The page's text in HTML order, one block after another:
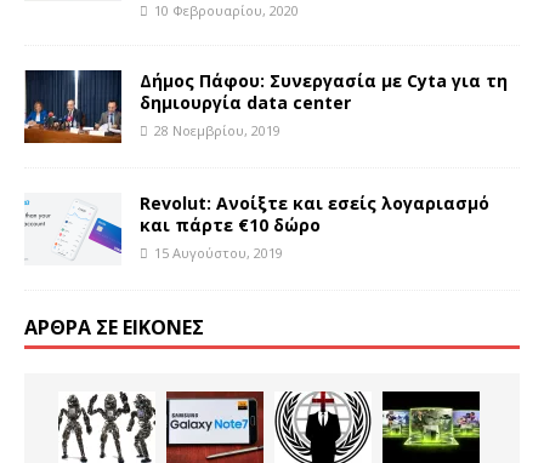
10 Φεβρουαρίου, 2020
Δήμος Πάφου: Συνεργασία με Cyta για τη
δημιουργία data center
28 Νοεμβρίου, 2019
Revolut: Ανοίξτε και εσείς λογαριασμό
και πάρτε €10 δώρο
15 Αυγούστου, 2019
ΆΡΘΡΑ ΣΕ ΕΙΚΌΝΕΣ